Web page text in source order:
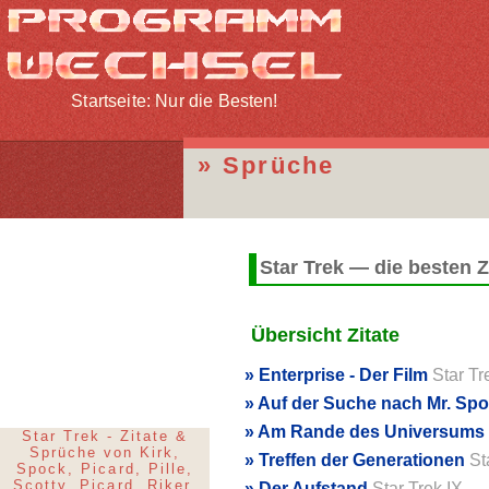
Startseite: Nur die Besten!
Sprüche
Star Trek — die besten
Übersicht Zitate
Enterprise - Der FilmStar
Auf der Suche nach Mr.
Am Rande des Universums
Treffen der Generationen
Star Trek - Zitate &
Sprüche von Kirk,
Spock, Picard, Pille,
Scotty, Picard, Riker,